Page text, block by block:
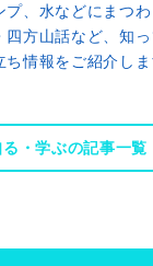
プ、水などにまつ
四方山話など、知
情報をご紹介しま
る・学ぶの記事一覧